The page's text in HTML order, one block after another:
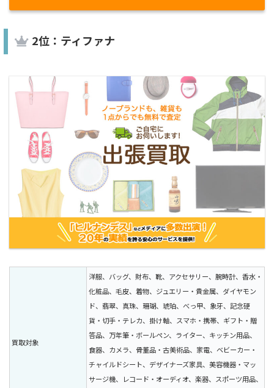
2位：ティファナ
買取対象
洋服、バッグ、財布、靴、アクセサリー、腕時計、香水・
化粧品、毛皮、着物、ジュエリー・貴金属、ダイヤモン
ド、翡翠、真珠、珊瑚、琥珀、べっ甲、象牙、記念硬
貨・切手・テレカ、掛け軸、スマホ・携帯、ギフト・贈
答品、万年筆・ボールペン、ライター、キッチン用品、
食器、カメラ、骨董品・古美術品、家電、ベビーカー・
チャイルドシート、デザイナーズ家具、美容機器・マッ
サージ機、レコード・オーディオ、楽器、スポーツ用品、